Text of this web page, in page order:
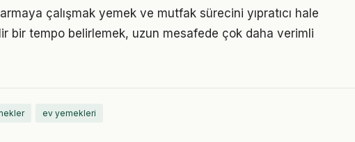
çalışmak yemek ve mutfak sürecini yıpratıcı hale
bir tempo belirlemek, uzun mesafede çok daha verimli
ev yemekleri